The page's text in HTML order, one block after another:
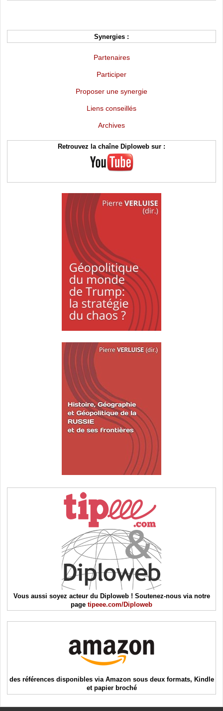
Synergies :
Partenaires
Participer
Proposer une synergie
Liens conseillés
Archives
Retrouvez la chaîne Diploweb sur :
Vous aussi soyez acteur du Diploweb ! Soutenez-nous via notre
page tipeee.com/Diploweb
des références disponibles via Amazon sous deux formats, Kindle
et papier broché